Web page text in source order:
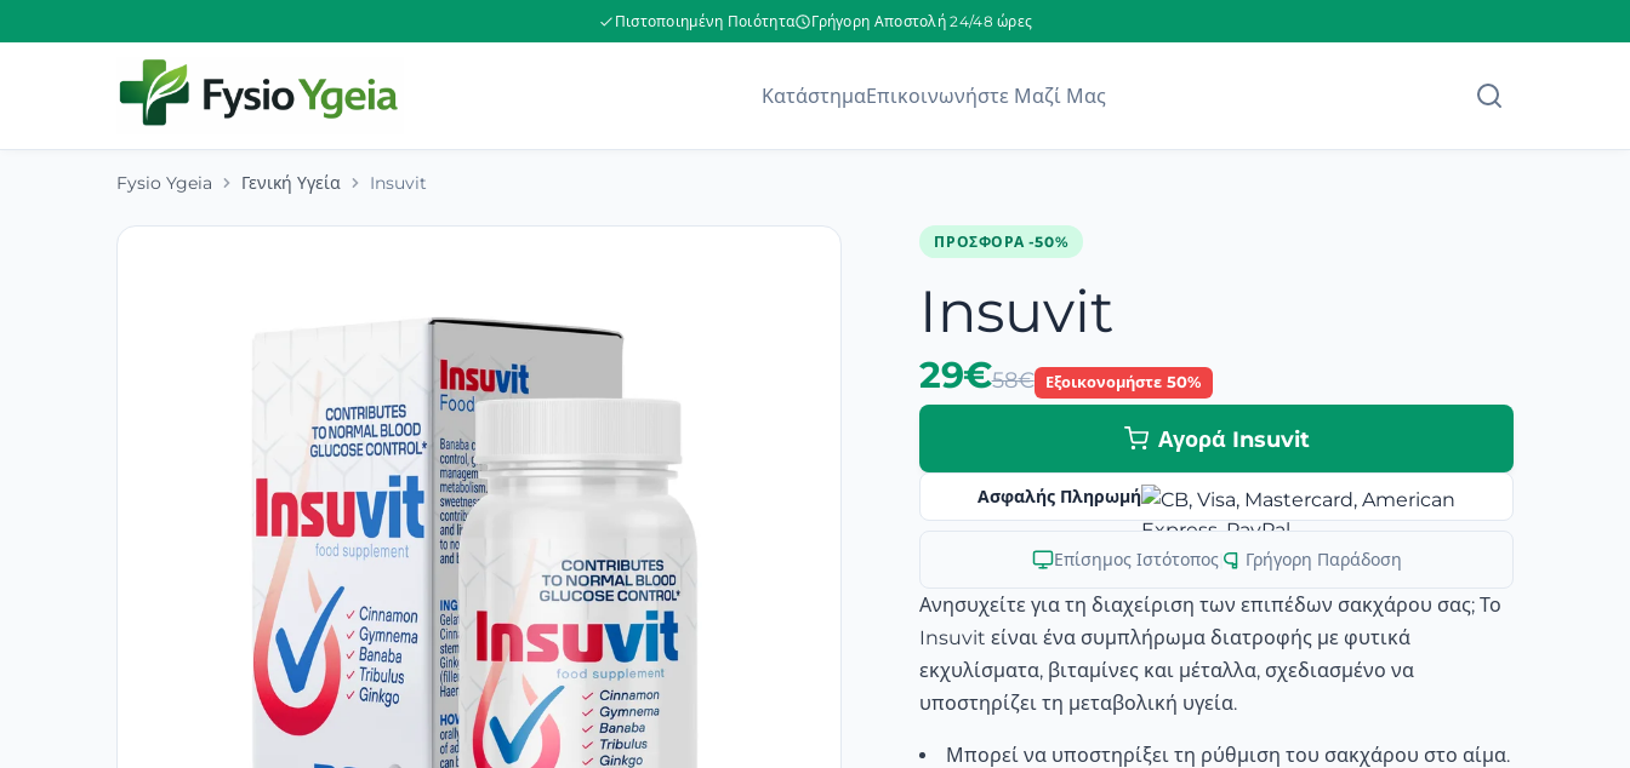
Πιστοποιημένη Ποιότητα Γρήγορη Αποστολή 24/48 ώρες
ΚατάστημαΕπικοινωνήστε Μαζί Μας
Fysio Ygeia Γενική Υγεία Insuvit
ΠΡΟΣΦΟΡΆ -50%
Insuvit
29€58€ Εξοικονομήστε 50%
Αγορά Insuvit
Ασφαλής Πληρωμή
Επίσημος Ιστότοπος| Γρήγορη Παράδοση
Ανησυχείτε για τη διαχείριση των επιπέδων σακχάρου σας; Το
Insuvit είναι ένα συμπλήρωμα διατροφής με φυτικά
εκχυλίσματα, βιταμίνες και μέταλλα, σχεδιασμένο να
υποστηρίζει τη μεταβολική υγεία.
Μπορεί να υποστηρίξει τη ρύθμιση του σακχάρου στο αίμα.